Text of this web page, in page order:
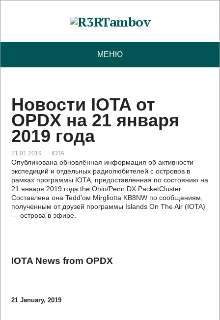
МЕНЮ
Новости IOTA от
OPDX на 21 января
2019 года
21.01.2019 IOTA
Опубликована обновлённая информация об активности
экспедиций и отдельных радиолюбителей с островов в
рамках программы IOTA, предоставленная по состоянию на
21 января 2019 года the Ohio/Penn DX PacketCluster.
Составлена она Tedd’ом Mirgliotta KB8NW по сообщениям,
полученным от друзей программы Islands On The Air (IOTA)
— острова в эфире.
IOTA News from OPDX
21 January, 2019